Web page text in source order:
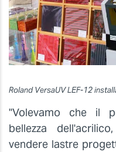
Roland VersaUV LEF-12
"Volevamo che il
bellezza
vendere lastre